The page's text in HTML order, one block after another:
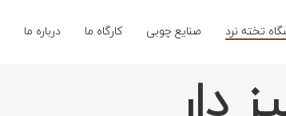
تخته نرد صنایع چوبی کارگاه ما درباره ما